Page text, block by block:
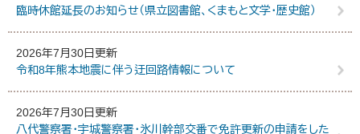
臨時休館延長のお知らせ（県立図書館、くまもと文学・歴史館）
2026年7月30日更新
令和8年熊本地震に伴う迂回路情報について
2026年7月30日更新
八代警察署・宇城警察署・氷川幹部交番で免許更新の申請をした